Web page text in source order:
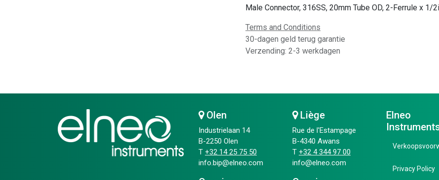
Male Connector, 316SS, 20mm Tube OD, 2-Ferrule x 1/
Terms and Conditions
30-dagen geld terug garantie
Verzending: 2-3 werkdagen
Olen
Industrielaan 14
B-2250 Olen
T +32 14 25 75 50​
info.bip@elneo.com
Liège
Rue de l'Estampage
B-4340 Awans
T +32 4 344 97 00​
info@elneo.com
Elneo
Privacy Policy